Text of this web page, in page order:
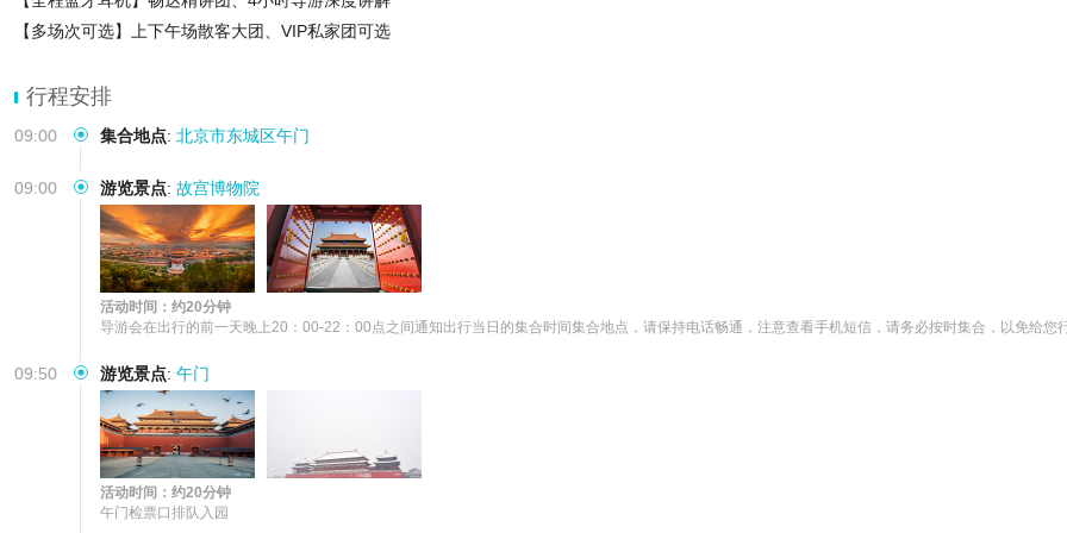
【多场次可选】上下午场散客大团、VIP私家团可选
行程安排
09:00 集合地点: 北京市东城区午门
09:00 游览景点: 故宫博物院
活动时间：约20分钟
导游会在出行的前一天晚上20：00-22：00点之间通知出行当日的集合时间集合地点，请保持电话畅通，注意查看手机短信，请务必按时集合，以免给您
09:50 游览景点: 午门
活动时间：约20分钟
午门检票口排队入园